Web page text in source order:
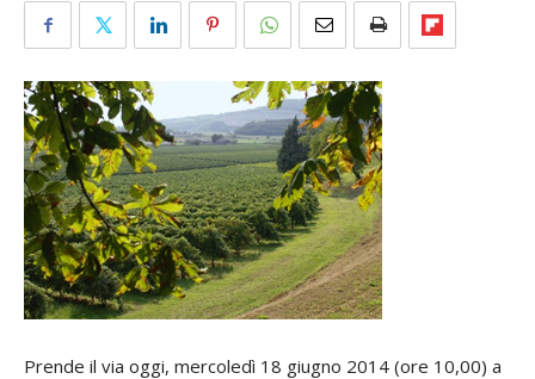
Prende il via oggi, mercoledì 18 giugno 2014 (ore 10,00) a